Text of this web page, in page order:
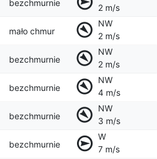
bezchmurnie
2 m/s
mało chmur
NW
2 m/s
bezchmurnie
NW
2 m/s
bezchmurnie
NW
4 m/s
bezchmurnie
NW
3 m/s
bezchmurnie
W
7 m/s